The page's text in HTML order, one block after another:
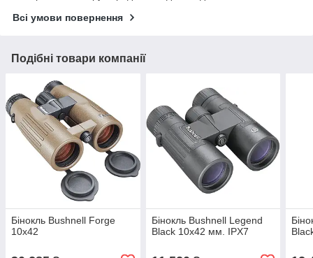
Всі умови повернення
Подібні товари компанії
Бінокль Bushnell Forge
10x42
Бінокль Bushnell Legend
Black 10x42 мм. IPX7